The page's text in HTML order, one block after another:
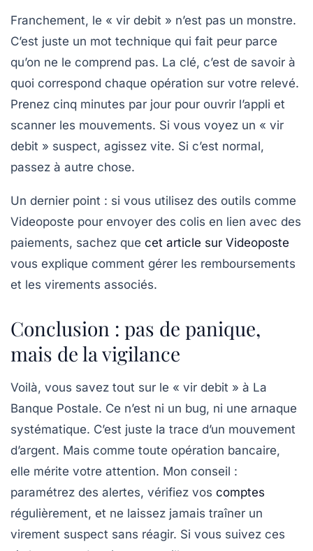
Franchement, le « vir debit » n’est pas un monstre.
C’est juste un mot technique qui fait peur parce
qu’on ne le comprend pas. La clé, c’est de savoir à
quoi correspond chaque opération sur votre relevé.
Prenez cinq minutes par jour pour ouvrir l’appli et
scanner les mouvements. Si vous voyez un « vir
debit » suspect, agissez vite. Si c’est normal,
passez à autre chose.
Un dernier point : si vous utilisez des outils comme
Videoposte pour envoyer des colis en lien avec des
paiements, sachez que cet article sur Videoposte
vous explique comment gérer les remboursements
et les virements associés.
Conclusion : pas de panique,
mais de la vigilance
Voilà, vous savez tout sur le « vir debit » à La
Banque Postale. Ce n’est ni un bug, ni une arnaque
systématique. C’est juste la trace d’un mouvement
d’argent. Mais comme toute opération bancaire,
elle mérite votre attention. Mon conseil :
paramétrez des alertes, vérifiez vos comptes
régulièrement, et ne laissez jamais traîner un
virement suspect sans réagir. Si vous suivez ces